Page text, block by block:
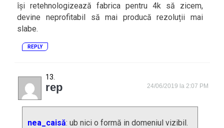
își retehnologizează fabrica pentru 4k să zicem,
devine neprofitabil să mai producă rezoluții mai
slabe.
REPLY
rep 24/06/2019 la 2:07 PM
nea_caisă: ub nici o formă in domeniul vizibil.